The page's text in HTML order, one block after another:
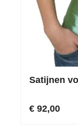
Satijnen
€ 92,00